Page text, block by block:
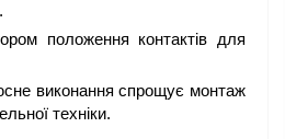
положення контактів для
виконання спрощує монтаж
техніки.